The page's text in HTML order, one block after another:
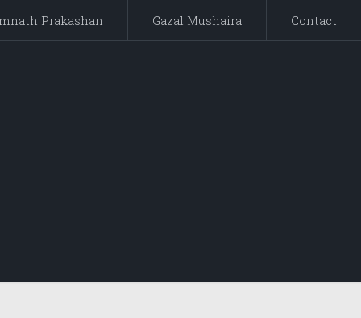
Prakashan Gazal Mushaira Contact